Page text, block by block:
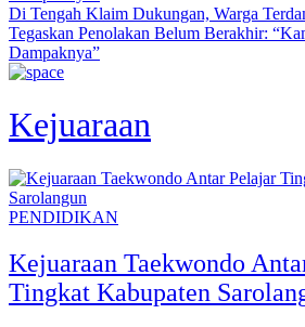
Di Tengah Klaim Dukungan, Warga
Tegaskan Penolakan Belum Berakhir:
Dampaknya”
Kejuaraan
PENDIDIKAN
Kejuaraan Taekwondo
Tingkat Kabupaten